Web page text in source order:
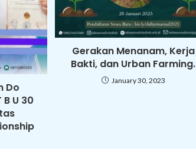
Do
B U 30
Gerakan Menanam, Kerja
Bakti, dan Urban Farming.
January 30, 2023